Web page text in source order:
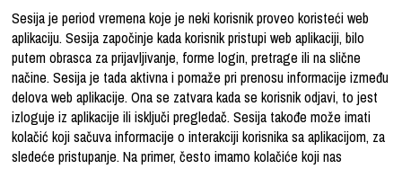
Sesija je period vremena koje je neki korisnik proveo koristeći web
aplikaciju. Sesija započinje kada korisnik pristupi web aplikaciji, bilo
putem obrasca za prijavljivanje, forme login, pretrage ili na slične
načine. Sesija je tada aktivna i pomaže pri prenosu informacije između
delova web aplikacije. Ona se zatvara kada se korisnik odjavi, to jest
izloguje iz aplikacije ili isključi pregledač. Sesija takođe može imati
kolačić koji sačuva informacije o interakciji korisnika sa aplikacijom, za
sledeće pristupanje. Na primer, često imamo kolačiće koji nas